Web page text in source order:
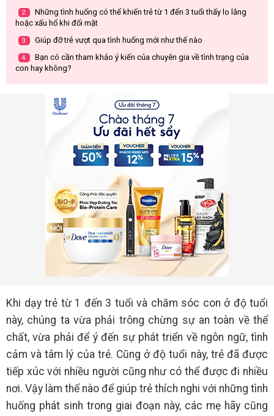
2.
Những tình huống có thể khiến trẻ từ 1 đến 3 tuổi thấy lo lắng
hoặc xấu hổ khi đối mặt
3. Giúp đỡ trẻ vượt qua tình huống mới như thế nào
4.
Bạn có cần tham khảo ý kiến của chuyên gia về tình trạng của
con hay không?
Khi dạy trẻ từ 1 đến 3 tuổi và chăm sóc con ở độ tuổi
này, chúng ta vừa phải trông chừng sự an toàn về thể
chất, vừa phải để ý đến sự phát triển về ngôn ngữ, tình
cảm và tâm lý của trẻ. Cũng ở độ tuổi này, trẻ đã được
tiếp xúc với nhiều người cũng như có thể được đi nhiều
nơi. Vậy làm thế nào để giúp trẻ thích nghi với những tình
huống phát sinh trong giai đoạn này, các mẹ hãy cũng